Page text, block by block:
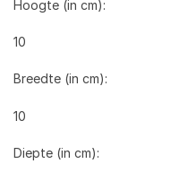
Hoogte (in cm):
10
Breedte (in cm):
10
Diepte (in cm):